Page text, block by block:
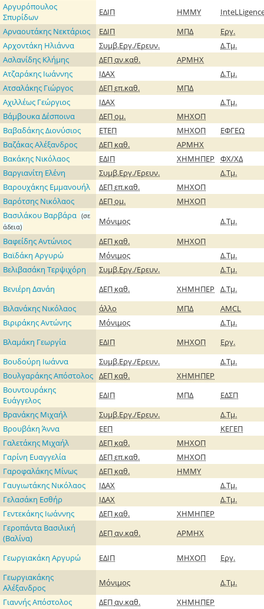
Αργυρόπουλος
Σπυρίδων
ΕΔΙΠ ΗΜΜΥ
Αρναουτάκης Νεκτάριος
ΕΔΙΠ ΜΠΔ
Εργ.
Αρχοντάκη Ηλιάννα
Συμβ.Εργ./Ερευν.
Δ.Τμ.
Ασλανίδης Κλήμης
ΔΕΠαν.καθ.
ΑΡΜΗΧ
Ατζαράκης Ιωάννης
ΙΔΑΧ
Δ.Τμ.
Ατσαλάκης Γιώργος
ΔΕΠεπ.καθ.
ΜΠΔ
Αχιλλέως Γεώργιος
ΙΔΑΧ
Δ.Τμ.
Βάμβουκα Δέσποινα
ΔΕΠομ.
ΜΗΧΟΠ
Βαβαδάκης Διονύσιος
ΕΤΕΠ ΜΗΧΟΠ
ΕΦΓΕΩ
Βαζάκας Αλέξανδρος
ΔΕΠ καθ.
ΑΡΜΗΧ
Βακάκης Νικόλαος
ΕΔΙΠ ΧΗΜΗΠΕΡ
ΦΧ/ΧΔ
Βαργιανίτη Ελένη
Συμβ.Εργ./Ερευν.
Δ.Τμ.
Βαρουχάκης Εμμανουήλ
ΔΕΠεπ.καθ.
ΜΗΧΟΠ
Βαρότσης Νικόλαος
ΔΕΠομ.
ΜΗΧΟΠ
Βασιλάκου Βαρβάρα (σε
άδεια)
Μόνιμος
Δ.Τμ.
Βαφείδης Αντώνιος
ΔΕΠ καθ.
ΜΗΧΟΠ
Βαϊδάκη Αργυρώ
Μόνιμος
Δ.Τμ.
Βελιβασάκη Τερψιχόρη
Συμβ.Εργ./Ερευν.
Δ.Τμ.
Βενιέρη Δανάη
ΔΕΠ καθ. ΧΗΜΗΠΕΡ
Δ.Τμ.
Βιλανάκης Νικόλαος
άλλο ΜΠΔ
AMCL
Βιριράκης Αντώνης
Μόνιμος
Δ.Τμ.
Βλαμάκη Γεωργία
ΕΔΙΠ ΜΗΧΟΠ
Εργ.
Βουδούρη Ιωάννα
Συμβ.Εργ./Ερευν.
Δ.Τμ.
Βουλγαράκης Απόστολος ΔΕΠ καθ.
ΧΗΜΗΠΕΡ
Βουντουράκης
Ευάγγελος
ΕΔΙΠ ΜΠΔ
ΕΔΣΠ
Βρανάκης Μιχαήλ
Συμβ.Εργ./Ερευν.
Δ.Τμ.
Βρουβάκη Άννα
ΕΕΠ
ΚΕΓΕΠ
Γαλετάκης Μιχαήλ
ΔΕΠ καθ.
ΜΗΧΟΠ
Γαρίνη Ευαγγελία
ΔΕΠεπ.καθ.
ΜΗΧΟΠ
Γαροφαλάκης Μίνως
ΔΕΠ καθ.
ΗΜΜΥ
Γαυγιωτάκης Νικόλαος
ΙΔΑΧ
Δ.Τμ.
Γελασάκη Εσθήρ
ΙΔΑΧ
Δ.Τμ.
Γεντεκάκης Ιωάννης
ΔΕΠ καθ.
ΧΗΜΗΠΕΡ
Γεροπάντα Βασιλική
(Βαλίνα)
ΔΕΠαν.καθ. ΑΡΜΗΧ
Γεωργιακάκη Αργυρώ ΕΔΙΠ ΜΗΧΟΠ
Εργ.
Γεωργιακάκης
Αλέξανδρος
Μόνιμος
Δ.Τμ.
Γιαννής Απόστολος
ΔΕΠαν.καθ.
ΧΗΜΗΠΕΡ